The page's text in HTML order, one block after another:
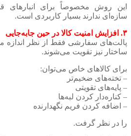
این روش مخصوصاً برای انبارهای
سازه‌ای ندارند بسیار کاربردی است.
۳. افزایش امنیت کالا در حین جابه‌جایی
پالت‌های سفارشی فقط از نظر اندازه
ساختار نیز تقویت می‌شوند.
برای کالاهای خاص می‌توان:
– تخته‌های ضخیم‌تر
– پایه‌های تقویتی
– کناره‌دار کردن لبه‌ها
– اضافه کردن فریم نگهدارنده
را در نظر گرفت.